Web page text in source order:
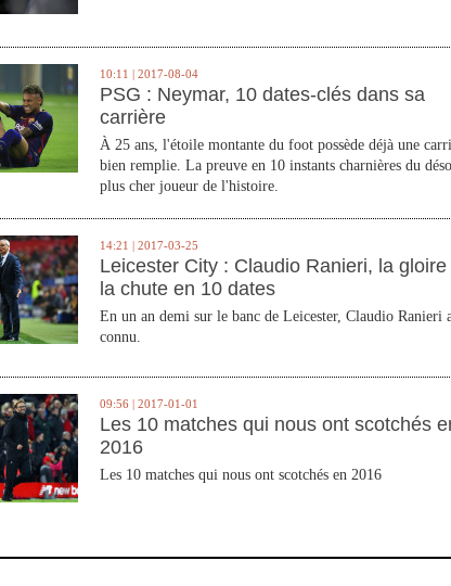
10:11 | 2017-08-04
PSG : Neymar, 10 dates-clés dans sa
carrière
À 25 ans, l'étoile montante du foot possède déjà une
bien remplie. La preuve en 10 instants charnières du
plus cher joueur de l'histoire.
14:21 | 2017-03-25
Leicester City : Claudio Ranieri, la
la chute en 10 dates
En un an demi sur le banc de Leicester, Claudio Ranieri
connu.
09:56 | 2017-01-01
Les 10 matches qui nous ont scotchés
2016
Les 10 matches qui nous ont scotchés en 2016